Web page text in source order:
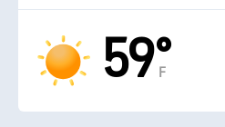
59°
F